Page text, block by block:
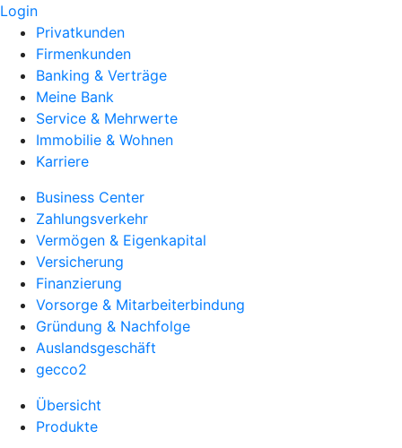
Login
Privatkunden
Firmenkunden
Banking & Verträge
Meine Bank
Service & Mehrwerte
Immobilie & Wohnen
Karriere
Business Center
Zahlungsverkehr
Vermögen & Eigenkapital
Versicherung
Finanzierung
Vorsorge & Mitarbeiterbindung
Gründung & Nachfolge
Auslandsgeschäft
gecco2
Übersicht
Produkte